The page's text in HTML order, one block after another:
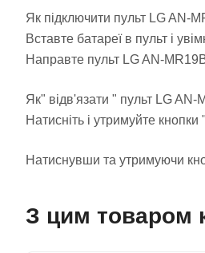
Як підключити пульт LG AN-
Вставте батареї в пульт і
Направте пульт LG AN-
Як" відв'язати " пульт LG AN-
Натисніть і утримуйте
Натиснувши та утримуючи
З цим товаром